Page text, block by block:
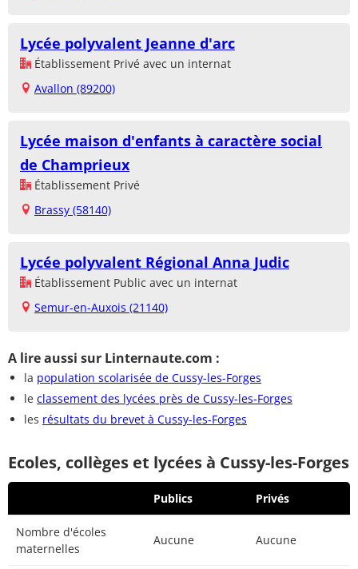
Lycée polyvalent Jeanne d'arc
Établissement Privé avec un internat
Avallon (89200)
Lycée maison d'enfants à caractère social
de Champrieux
Établissement Privé
Brassy (58140)
Lycée polyvalent Régional Anna Judic
Établissement Public avec un internat
Semur-en-Auxois (21140)
A lire aussi sur Linternaute.com :
la population scolarisée de Cussy-les-Forges
le classement des lycées près de Cussy-les-Forges
les résultats du brevet à Cussy-les-Forges
Ecoles, collèges et lycées à Cussy-les-Forges
Publics Privés
Nombre d'écoles
maternelles
Aucune Aucune